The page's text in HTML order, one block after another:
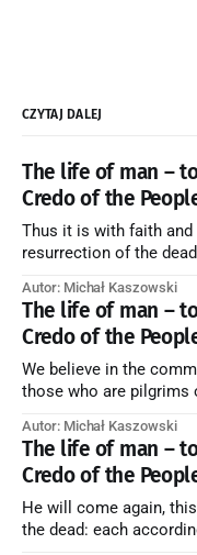
CZYTAJ DALEJ
The life of man –
Credo of the
Thus it is with faith
resurrection of the
artykuł w starym
Autor: Michał Kaszowski
The life of man –
Credo of the
We believe in the
those who are pilgrims
forming one Church;
the merciful love of
Autor: Michał Kaszowski
The life of man –
Credo of the
He will come again,
the dead: each